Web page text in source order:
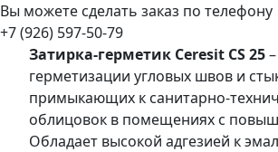
Вы можете сделать заказ по телефону
+7 (926) 597-50-79
Затирка-герметик Ceresit CS 25–
герметизации угловых швов и
примыкающих к санитарно-
облицовок в помещениях с
Обладает высокой адгезией к